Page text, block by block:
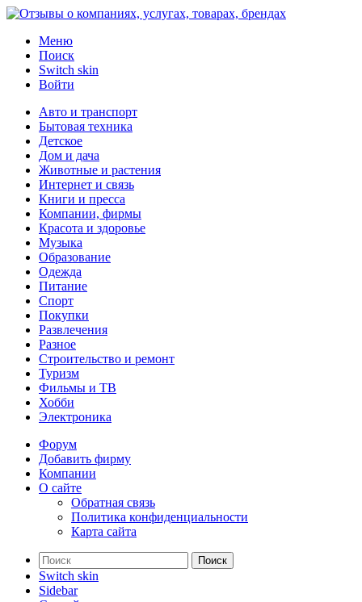
Меню
Поиск
Switch skin
Войти
Авто и транспорт
Бытовая техника
Детское
Дом и дача
Животные и растения
Интернет и связь
Книги и пресса
Компании, фирмы
Красота и здоровье
Музыка
Образование
Одежда
Питание
Спорт
Покупки
Развлечения
Разное
Строительство и ремонт
Туризм
Фильмы и ТВ
Хобби
Электроника
Форум
Добавить фирму
Компании
О сайте
Обратная связь
Политика конфиденциальности
Карта сайта
Поиск
Switch skin
Sidebar